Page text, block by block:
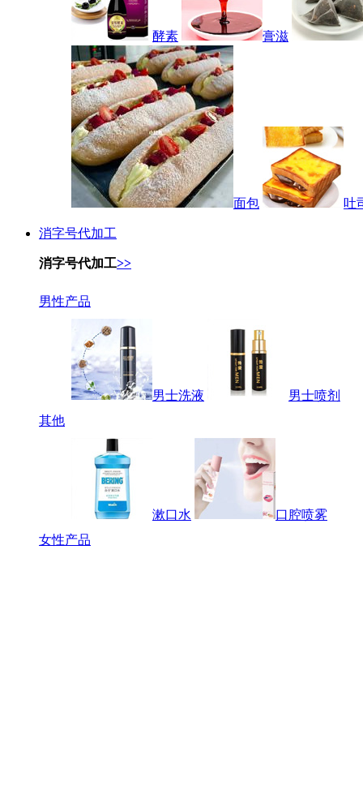
酵素 膏滋
面包 吐
消字号代加工
消字号代加工>>
男性产品
男士洗液
男士喷剂
其他
漱口水
口腔喷雾
女性产品